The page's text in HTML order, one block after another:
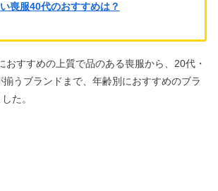
喪服40代のおすすめは？
おすすめの上質で品のある喪服から、20代・
うブランドまで、年齢別におすすめのブラ
た。